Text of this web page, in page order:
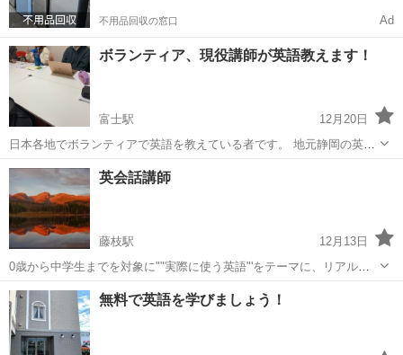
不用品回収の窓口 Ad
ボランティア、現役講師が英語教えます！
富士駅
12月20日
日本各地でボランティアで英語を教えている者です。 地元静岡の英語
教育を盛り上げたい！という思いから活動の幅を広げていきます！ 🎈
場所は静岡駅付近になります。その他地域は相談してください🙇‍♂️ 🎈対
面だけで...
静岡 静岡市 富士駅
英会話講師
藤枝駅
12月13日
0歳から中学生までを対象に""実際に使う英語"'をテーマに、リアルな
シチュエーションを組み立て英会話していきます。 わからなくても
聞くことから、そして真似ることへ。そしたら読むことに自然とつな
がります。 カナダで現地の...
静岡 藤枝市 藤枝駅 英会話
無料で英語を学びましょう！